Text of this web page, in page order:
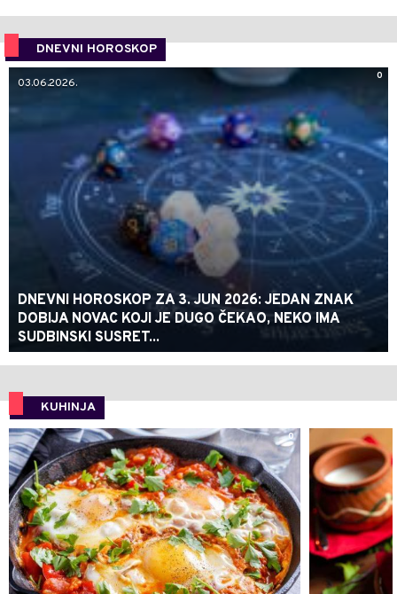
DNEVNI HOROSKOP
0
03.06.2026.
DNEVNI HOROSKOP ZA 3. JUN 2026: JEDAN ZNAK
DOBIJA NOVAC KOJI JE DUGO ČEKAO, NEKO IMA
SUDBINSKI SUSRET...
KUHINJA
0